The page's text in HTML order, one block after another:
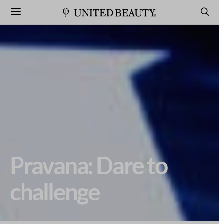
Pravana: Dare to
challenge